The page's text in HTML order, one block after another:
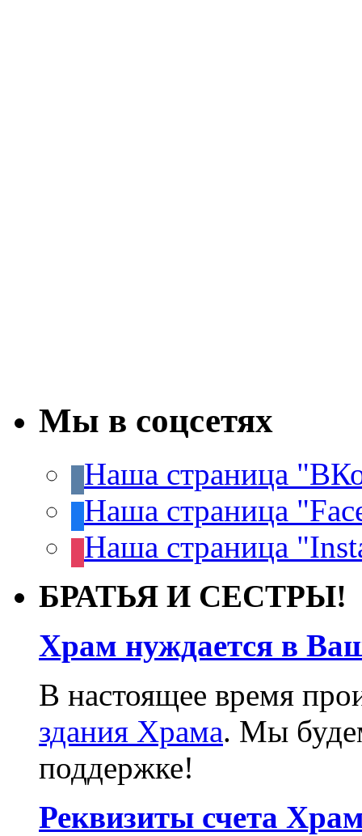
Мы в соцсетях
Наша страница
Наша страница
Наша страница
БРАТЬЯ И СЕСТРЫ!
Храм нуждается в
В настоящее время
здания Храма. Мы
поддержке!
Реквизиты счета